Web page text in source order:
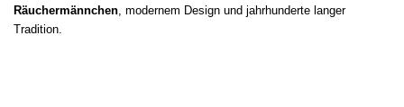
Räuchermännchen , modernem Design und jahrhunderte langer
Tradition.